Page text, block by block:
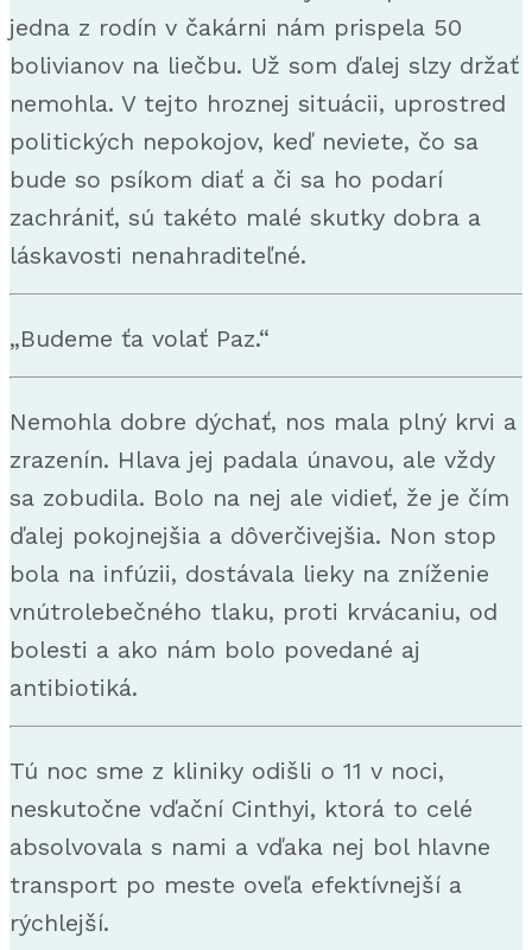
jedna z rodín v čakárni nám prispela 50
bolivianov na liečbu. Už som ďalej slzy držať
nemohla. V tejto hroznej situácii, uprostred
politických nepokojov, keď neviete, čo sa
bude so psíkom diať a či sa ho podarí
zachrániť, sú takéto malé skutky dobra a
láskavosti nenahraditeľné.
„Budeme ťa volať Paz.“
Nemohla dobre dýchať, nos mala plný krvi a
zrazenín. Hlava jej padala únavou, ale vždy
sa zobudila. Bolo na nej ale vidieť, že je čím
ďalej pokojnejšia a dôverčivejšia. Non stop
bola na infúzii, dostávala lieky na zníženie
vnútrolebečného tlaku, proti krvácaniu, od
bolesti a ako nám bolo povedané aj
antibiotiká.
Tú noc sme z kliniky odišli o 11 v noci,
neskutočne vďační Cinthyi, ktorá to celé
absolvovala s nami a vďaka nej bol hlavne
transport po meste oveľa efektívnejší a
rýchlejší.